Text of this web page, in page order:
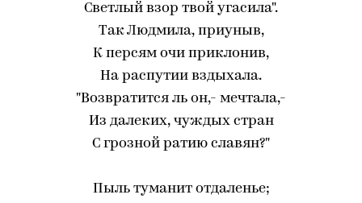
Светлый взор твой угасила".
Так Людмила, приуныв,
К персям очи приклонив,
На распутии вздыхала.
"Возвратится ль он,- мечтала,-
Из далеких, чуждых стран
С грозной ратию славян?"
Пыль туманит отдаленье;